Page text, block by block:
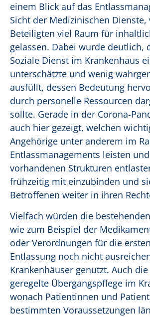
einem Blick auf das
Sicht der Medizinischen Dienste,
Beteiligten viel Raum für
gelassen. Dabei wurde deutlich,
Soziale Dienst im Krankenhaus
unterschätzte und wenig
ausfüllt, dessen Bedeutung
durch personelle Ressourcen
sollte. Gerade in der Corona-
auch hier gezeigt, welchen
Angehörige unter anderem im
Entlassmanagements leisten
vorhandenen Strukturen
frühzeitig mit einzubinden und
Betroffenen weiter in ihren
Vielfach würden die
wie zum Beispiel der
oder Verordnungen für die
Entlassung noch nicht
Krankenhäuser genutzt. Auch
geregelte Übergangspflege im
wonach Patientinnen und
bestimmten Voraussetzungen